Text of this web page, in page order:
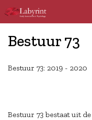
Bestuur 73
Bestuur 73: 2019 - 2020
Bestuur 73 bestaat uit